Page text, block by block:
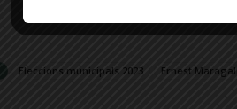
Eleccions municipals 2023 Ernest Maragall